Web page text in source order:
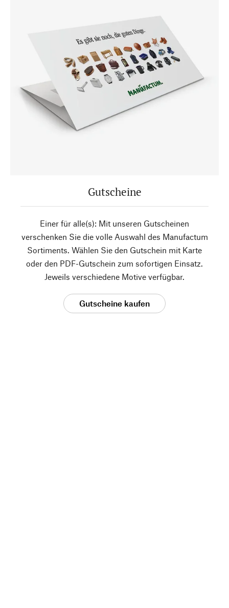
Gutscheine
Einer für alle(s): Mit unseren Gutscheinen
verschenken Sie die volle Auswahl des Manufactum
Sortiments. Wählen Sie den Gutschein mit Karte
oder den PDF-Gutschein zum sofortigen Einsatz.
Jeweils verschiedene Motive verfügbar.
Gutscheine kaufen